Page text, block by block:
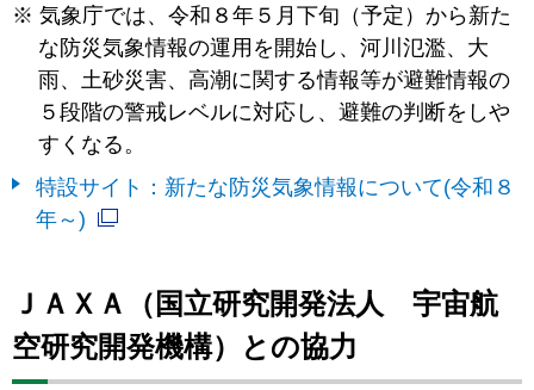
気象庁では、令和８年５月下旬（予定）から新た
な防災気象情報の運用を開始し、河川氾濫、大
雨、土砂災害、高潮に関する情報等が避難情報の
５段階の警戒レベルに対応し、避難の判断をしや
すくなる。
特設サイト：新たな防災気象情報について(令和８
年～)
ＪＡＸＡ（国立研究開発法人 宇宙航
空研究開発機構）との協力